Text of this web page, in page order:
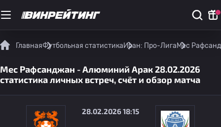
ГлавнаяФутбольная статистикаИран: Про-ЛигаМес
Мес Рафсанджан - Алюминий Арак 28.02.2026
статистика личных встреч, счёт и обзор матча
28.02.2026 18:15